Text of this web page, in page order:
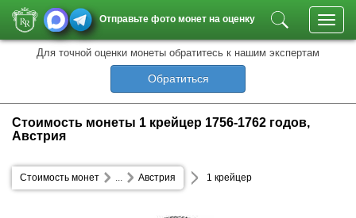
Отправьте фото монет на оценку
Для точной оценки монеты обратитесь к нашим экспертам
Обратиться
Стоимость монеты 1 крейцер 1756-1762 годов,
Австрия
Стоимость монет Австрия
... 1 крейцер